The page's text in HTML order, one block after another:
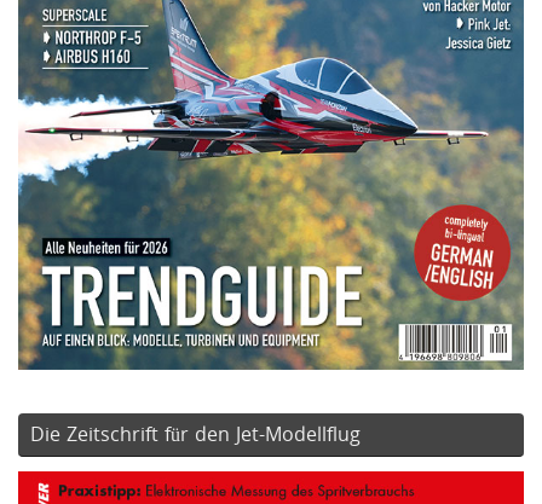
Die Zeitschrift für den Jet-Modellflug